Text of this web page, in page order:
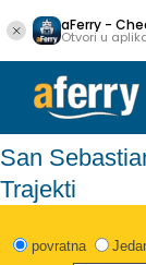
aFerry -
Otvori u
San
Trajekti
povratna